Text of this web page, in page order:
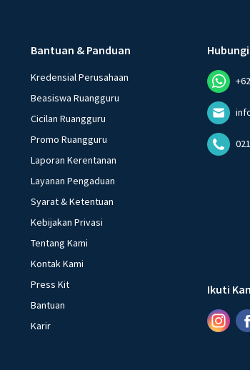
Bantuan & Panduan
Kredensial Perusahaan
Beasiswa Ruangguru
Cicilan Ruangguru
Promo Ruangguru
Laporan Kerentanan
Layanan Pengaduan
Syarat & Ketentuan
Kebijakan Privasi
Tentang Kami
Kontak Kami
Press Kit
Bantuan
Karir
Ikuti